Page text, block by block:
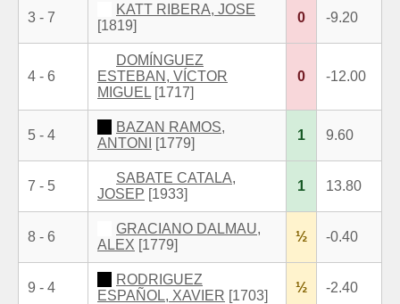
3 - 7
KATT RIBERA, JOSE
[1819]
0 -9.20
4 - 6
DOMÍNGUEZ
ESTEBAN, VÍCTOR
MIGUEL [1717]
0 -12.00
5 - 4
BAZAN RAMOS,
ANTONI
[1779]
1 9.60
7 - 5
SABATE CATALA,
JOSEP [1933]
1 13.80
8 - 6
GRACIANO DALMAU,
ALEX [1779]
½ -0.40
9 - 4
RODRIGUEZ
ESPAÑOL, XAVIER [1703]
½ -2.40